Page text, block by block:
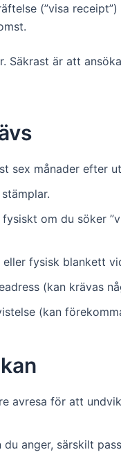
(”visa
Säkrast är att
sex månader efter
om du söker
fysisk blankett
(kan krävas
(kan
avresa för att
anger, särskilt